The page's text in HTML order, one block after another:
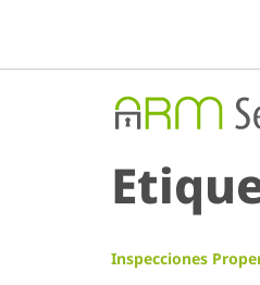
Inspecciones